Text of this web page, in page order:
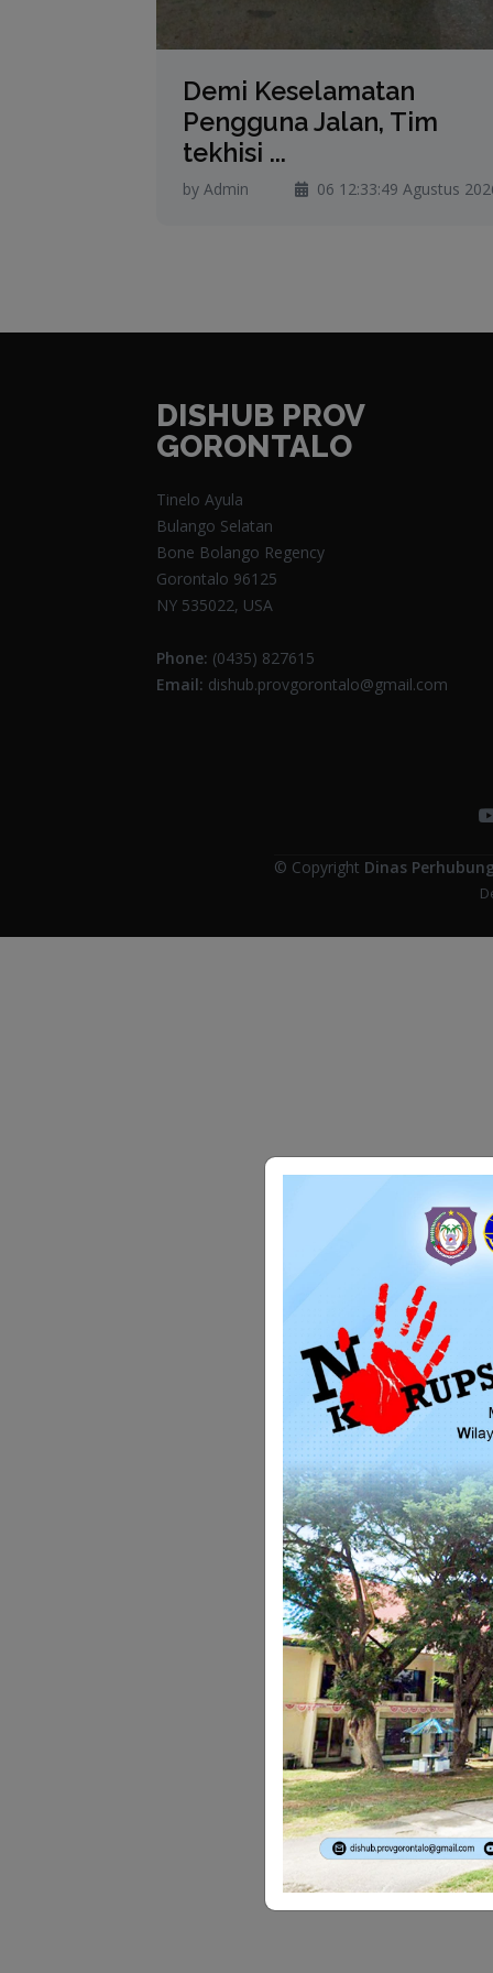
Demi Keselamatan
Pengguna Jalan, Tim
tekhisi ...
by Admin 06 12:33:49 Agustus
DISHUB PROV
GORONTALO
Tinelo Ayula
Bulango Selatan
Bone Bolango Regency
Gorontalo 96125
NY 535022, USA
Phone: (0435) 827615
Email: dishub.provgorontalo@gmail.com
© Copyright Dinas